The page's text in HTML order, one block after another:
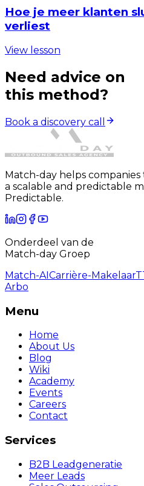
Hoe je meer klanten
verliest
View lesson
Need advice on
this method?
Book a discovery call
Match-day helps
a scalable and predictable
Predictable.
Onderdeel van de
Match-day Groep
Match-AICarrière-Makelaar
Arbo
Menu
Home
About Us
Blog
Wiki
Academy
Events
Careers
Contact
Services
B2B Leadgeneratie
Meer Leads